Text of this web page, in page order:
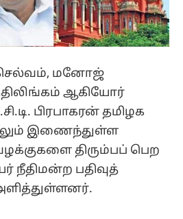
மனோஜ்
ஆகியோர்
பிரபாகரன் தமிழக
இணைந்துள்ள
திரும்பப் பெற
நீதிமன்ற பதிவுத்